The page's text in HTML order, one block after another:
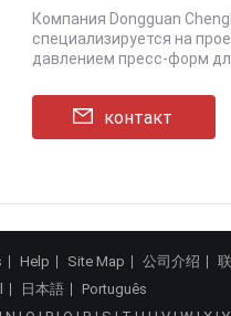
Компания Dongguan Chenghe Plastic Mold Co., Ltd. более 10 лет
специализируется на проектировании, производстве и литье под
давлением
контакт
Help Site Map 公司介绍
日本語
Português